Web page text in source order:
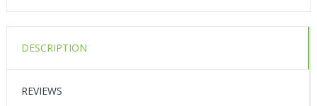
DESCRIPTION
REVIEWS